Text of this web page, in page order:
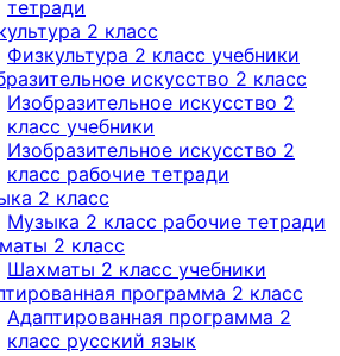
тетради
2 класс
Физкультура 2 класс учебники
искусство 2 класс
Изобразительное искусство 2
класс учебники
Изобразительное искусство 2
класс рабочие тетради
2 класс
Музыка 2 класс рабочие тетради
2 класс
Шахматы 2 класс учебники
программа 2 класс
Адаптированная программа 2
класс русский язык